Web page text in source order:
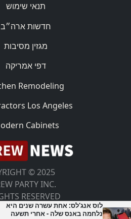
תנאי שימוש
חדשות ארה״ב
מגזין מסיבות
דפי אמריקה
Remodeling
Los Angeles
Cabinets
© 2025
PARTY INC.
RESERVED
לוס אנג'לס: אחת עשרה שנים היא
נלחמה באנס שלה - אחרי תשעה